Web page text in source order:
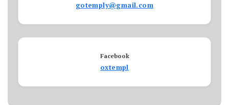
gotemply@gmail.com
Facebook
oxtempl